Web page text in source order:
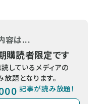
容は...
購読者限定です
しているメディアの
題となります。
記事が読み放題！